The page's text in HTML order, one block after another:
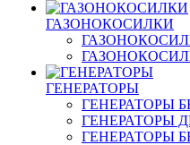
ГАЗОНОКОСИЛКИ
ГЕНЕРАТОРЫ
ГЕНЕРАТОРЫ
ГЕНЕРАТОРЫ
ГЕНЕРАТОРЫ